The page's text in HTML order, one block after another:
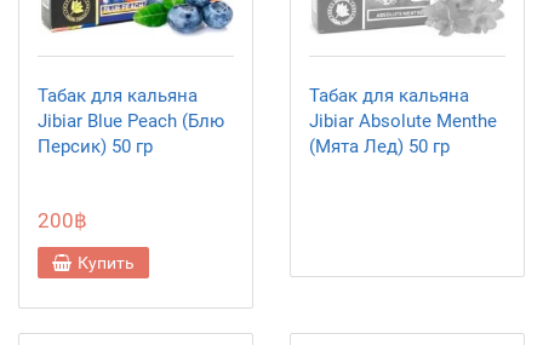
Табак для кальяна
Jibiar Blue Peach (Блю
Персик) 50 гр
200฿
Купить
Табак для кальяна
Jibiar Absolute Menthe
(Мята Лед) 50 гр